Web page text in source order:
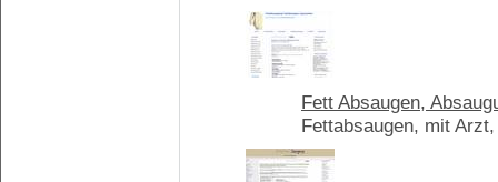
Fett Absaugen,
Fettabsaugen, mit